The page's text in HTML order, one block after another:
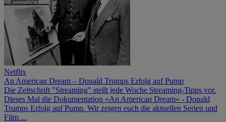
Netflix
An American Dream – Donald Trumps Erfolg auf Pump
Die Zeitschrift "Streaming" stellt jede Woche Streaming-Tipps vor.
Dieses Mal die Dokumentation «An American Dream» - Donald
Trumps Erfolg auf Pump. Wir zeigen euch die aktuellen Serien und
Film ...